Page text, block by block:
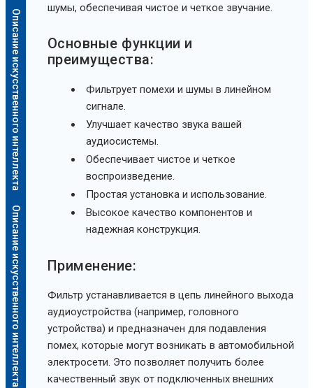
Описание искусственного интеллекта
Описание искусственного интеллекта
шумы, обеспечивая чистое и четкое звучание.
Основные функции и
преимущества:
Фильтрует помехи и шумы в линейном
сигнале.
Улучшает качество звука вашей
аудиосистемы.
Обеспечивает чистое и четкое
воспроизведение.
Простая установка и использование.
Высокое качество компонентов и
надежная конструкция.
Применение:
Фильтр устанавливается в цепь линейного выхода
аудиоустройства (например, головного
устройства) и предназначен для подавления
помех, которые могут возникать в автомобильной
электросети. Это позволяет получить более
качественный звук от подключенных внешних